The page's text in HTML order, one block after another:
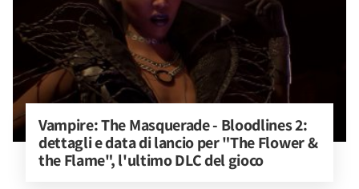
Vampire: The Masquerade - Bloodlines 2:
dettagli e data di lancio per "The Flower &
the Flame", l'ultimo DLC del gioco